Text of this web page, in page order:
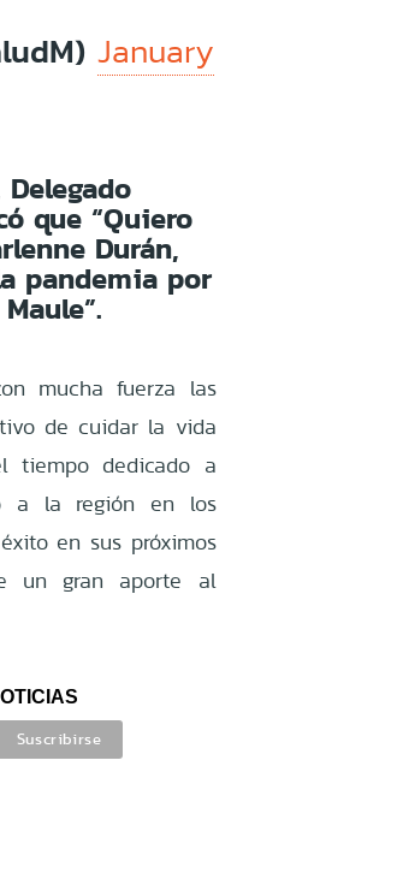
January
que “Quiero
Durán,
pandemia por
mucha fuerza las
de cuidar la vida
tiempo dedicado a
a la región en los
en sus próximos
un gran aporte al